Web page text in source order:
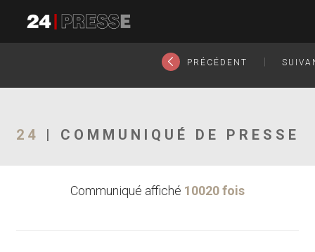
Communiqués de
PRÉCÉDENT
24 | COMMUNIQUÉ DE PRESSE
Communiqué affiché 10020 fois